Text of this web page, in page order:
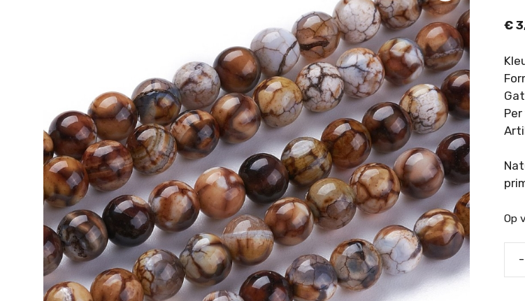
€
Op
-